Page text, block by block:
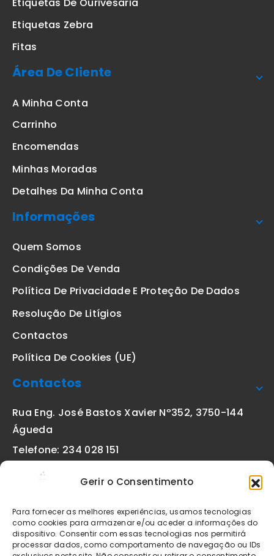
Gerir o Consentimento
Para fornecer as melhores experiências, usamos tecnologias
como cookies para armazenar e/ou aceder a informações do
dispositivo. Consentir com essas tecnologias nos permitirá
processar dados, como comportamento de navegação ou IDs
Etiquetas Zebra
Fitas
Área De Cliente
A Minha Conta
Carrinho
Encomendas
Minhas Moradas
Detalhes Da Minha Conta
Informações
Quem Somos
Condições De Venda
Política De Privacidade E Proteção De Dados
Resolução De Litígios
Contactos
Política De Cookies (UE)
Contactos
Rua Eng. José Bastos Xavier Nº352, 3750-144
Águeda
Telefone: 234 028 151
geral@etiquetas-online.pt
Os preços indicados incluem IVA à taxa legal em vigor. Todos